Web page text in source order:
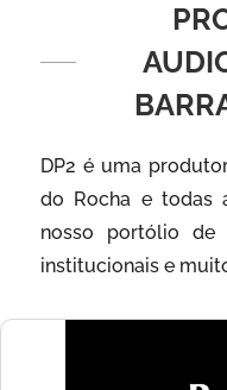
DP2 é uma
do Rocha e todas
nosso portólio de
institucionais e